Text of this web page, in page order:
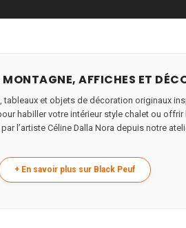
AFFICHES ET
et objets de décoration originaux
habiller votre intérieur style chalet ou
l’artiste Céline Dalla Nora depuis notre